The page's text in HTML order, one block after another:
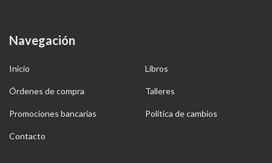
Navegación
Inicio Libros
Órdenes de compra Talleres
Promociones bancarias Política de cambios
Contacto